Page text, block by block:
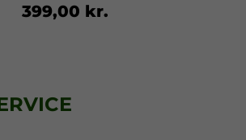
399,00 kr.